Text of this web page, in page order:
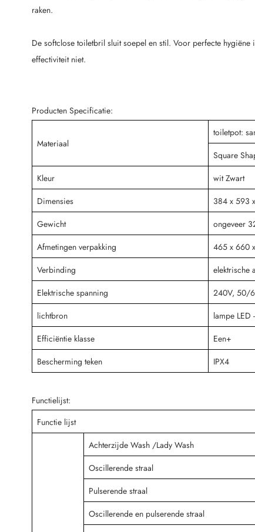
raken.
De softclose toiletbril sluit soepel en stil. Voor perfecte
effectiviteit niet.
Producten Specificatie:
Materiaal
toiletpot:
Square
Kleur
wit Zwart
Dimensies
384 x 593
Gewicht
ongeveer
Afmetingen verpakking
465 x 660
Verbinding
elektrische
Elektrische spanning
240V, 50/
lichtbron
lampe LED
Efficiëntie klasse
Een+
Bescherming teken
IPX4
Functielijst:
Functie lijst
Achterzijde Wash /Lady Wash
Oscillerende straal
Pulserende straal
Oscillerende en pulserende straal